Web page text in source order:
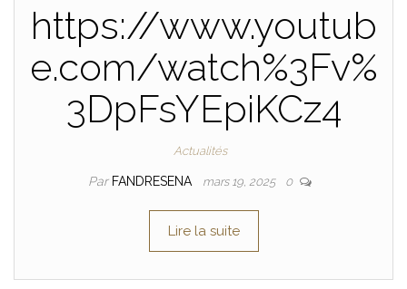
https://www.youtub
e.com/watch%3Fv%
3DpFsYEpiKCz4
Actualités
Par FANDRESENA mars 19, 2025 0
Lire la suite